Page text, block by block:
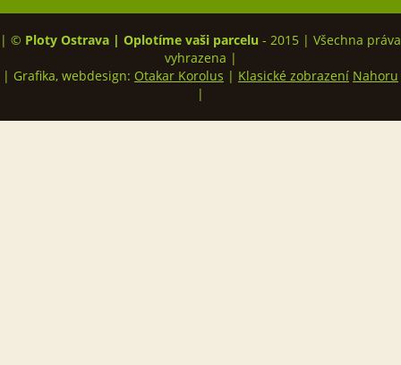
| © Ploty Ostrava | Oplotíme vaši parcelu - 2015 | Všechna práva
vyhrazena |
| Grafika, webdesign: Otakar Korolus | Klasické zobrazení Nahoru
|